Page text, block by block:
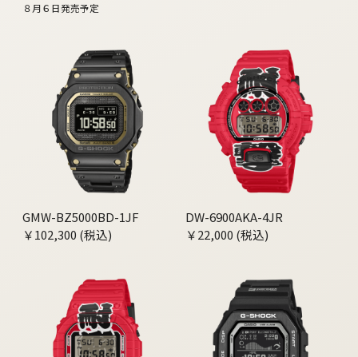
８月６日発売予定
GMW-BZ5000BD-1JF
￥102,300 (税込)
DW-6900AKA-4JR
￥22,000 (税込)